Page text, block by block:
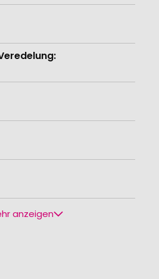
anzeigen